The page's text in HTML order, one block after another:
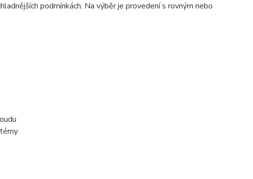
podmínkách. Na výběr je provedení s rovným nebo